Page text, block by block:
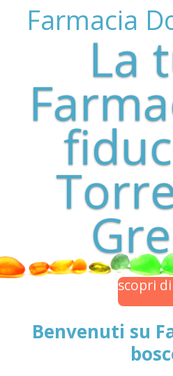
Farmacia
La
scopri
Benvenuti su